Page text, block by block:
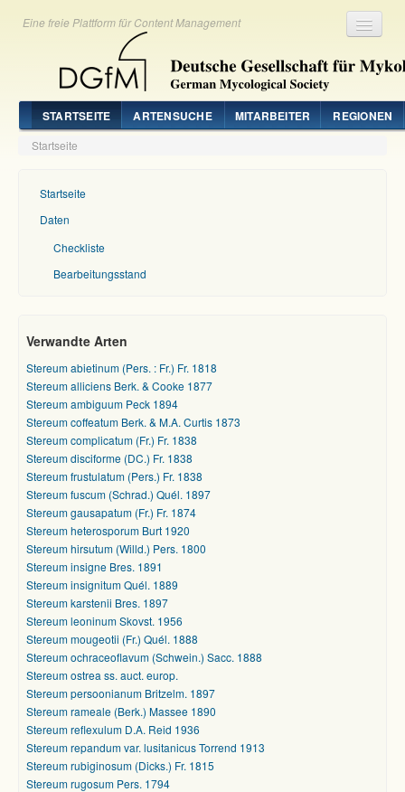
Eine freie Plattform für Content Management
STARTSEITE ARTENSUCHE MITARBEITER REGIONEN
Startseite
Startseite
Daten
Checkliste
Bearbeitungsstand
Verwandte Arten
Stereum abietinum (Pers. : Fr.) Fr. 1818
Stereum alliciens Berk. & Cooke 1877
Stereum ambiguum Peck 1894
Stereum coffeatum Berk. & M.A. Curtis 1873
Stereum complicatum (Fr.) Fr. 1838
Stereum disciforme (DC.) Fr. 1838
Stereum frustulatum (Pers.) Fr. 1838
Stereum fuscum (Schrad.) Quél. 1897
Stereum gausapatum (Fr.) Fr. 1874
Stereum heterosporum Burt 1920
Stereum hirsutum (Willd.) Pers. 1800
Stereum insigne Bres. 1891
Stereum insignitum Quél. 1889
Stereum karstenii Bres. 1897
Stereum leoninum Skovst. 1956
Stereum mougeotii (Fr.) Quél. 1888
Stereum ochraceoflavum (Schwein.) Sacc. 1888
Stereum ostrea ss. auct. europ.
Stereum persoonianum Britzelm. 1897
Stereum rameale (Berk.) Massee 1890
Stereum reflexulum D.A. Reid 1936
Stereum repandum var. lusitanicus Torrend 1913
Stereum rubiginosum (Dicks.) Fr. 1815
Stereum rugosum Pers. 1794